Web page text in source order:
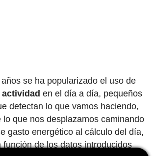
se ha popularizado el uso de
en el día a día, pequeños
detectan lo que vamos haciendo,
lo que nos desplazamos caminando
gasto energético al cálculo del día,
función de los datos introducidos